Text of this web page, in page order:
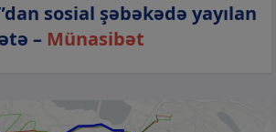
sosial şəbəkədə yayılan
– Münasibət